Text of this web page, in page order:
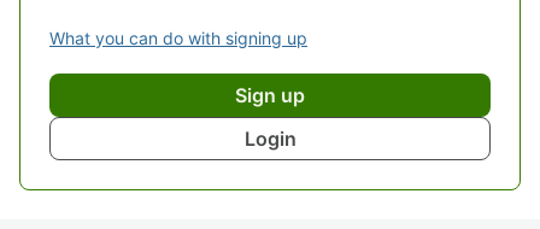
What you can do with signing up
Sign up
Login